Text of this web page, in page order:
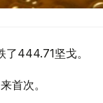
444.71坚戈。
首次。